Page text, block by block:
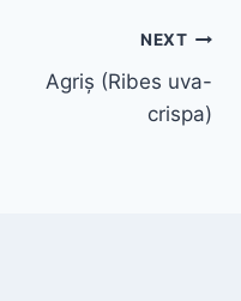
NEXT
Agriș (Ribes uva-
crispa)